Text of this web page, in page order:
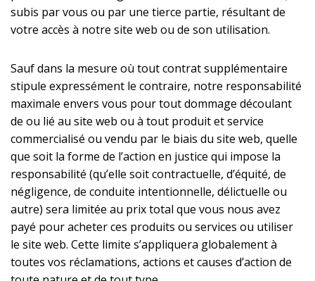
subis par vous ou par une tierce partie, résultant de
votre accès à notre site web ou de son utilisation.
Sauf dans la mesure où tout contrat supplémentaire
stipule expressément le contraire, notre responsabilité
maximale envers vous pour tout dommage découlant
de ou lié au site web ou à tout produit et service
commercialisé ou vendu par le biais du site web, quelle
que soit la forme de l’action en justice qui impose la
responsabilité (qu’elle soit contractuelle, d’équité, de
négligence, de conduite intentionnelle, délictuelle ou
autre) sera limitée au prix total que vous nous avez
payé pour acheter ces produits ou services ou utiliser
le site web. Cette limite s’appliquera globalement à
toutes vos réclamations, actions et causes d’action de